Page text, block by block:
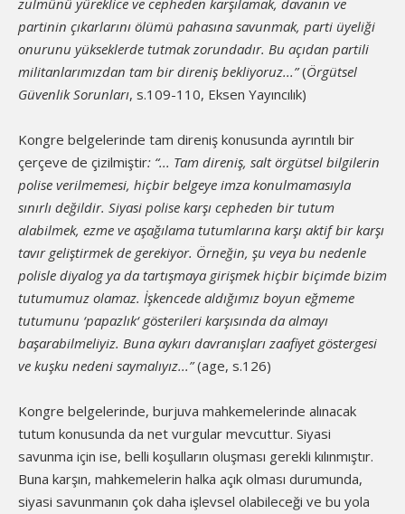
zulmünü yüreklice ve cepheden karşılamak, davanın ve
partinin çıkarlarını ölümü pahasına savunmak, parti üyeliği
onurunu yükseklerde tutmak zorundadır. Bu açıdan partili
militanlarımızdan tam bir direniş bekliyoruz...”(Örgütsel
Güvenlik Sorunları, s.109-110, Eksen Yayıncılık)
Kongre belgelerinde tam direniş konusunda ayrıntılı bir
çerçeve de çizilmiştir: “... Tam direniş, salt örgütsel bilgilerin
polise verilmemesi, hiçbir belgeye imza konulmamasıyla
sınırlı değildir. Siyasi polise karşı cepheden bir tutum
alabilmek, ezme ve aşağılama tutumlarına karşı aktif bir karşı
tavır geliştirmek de gerekiyor. Örneğin, şu veya bu nedenle
polisle diyalog ya da tartışmaya girişmek hiçbir biçimde bizim
tutumumuz olamaz. İşkencede aldığımız boyun eğmeme
tutumunu ‘papazlık‘ gösterileri karşısında da almayı
başarabilmeliyiz. Buna aykırı davranışları zaafiyet göstergesi
ve kuşku nedeni saymalıyız...”(age, s.126)
Kongre belgelerinde, burjuva mahkemelerinde alınacak
tutum konusunda da net vurgular mevcuttur. Siyasi
savunma için ise, belli koşulların oluşması gerekli kılınmıştır.
Buna karşın, mahkemelerin halka açık olması durumunda,
siyasi savunmanın çok daha işlevsel olabileceği ve bu yola